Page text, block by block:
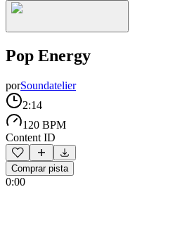
Pop Energy
porSoundatelier
2:14
120 BPM
Content ID
Comprar pista
0:00